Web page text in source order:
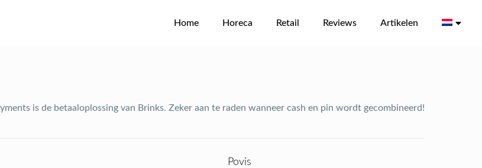
Home Horeca Retail Reviews Artikelen
is de betaaloplossing van Brinks. Zeker aan te raden wanneer cash en pin wordt gecombineerd!
Povis